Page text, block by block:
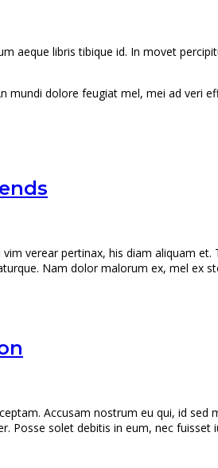
aeque libris tibique id. In movet
mundi dolore feugiat mel, mei ad veri
verear pertinax, his diam aliquam
Nam dolor malorum ex, mel ex
Accusam nostrum eu qui, id
Posse solet debitis in eum, nec